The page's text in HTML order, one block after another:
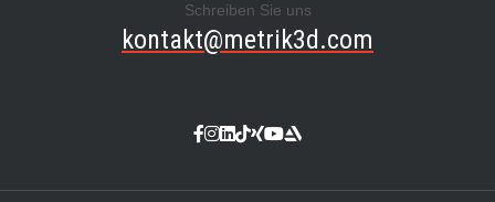
Schreiben Sie uns
kontakt@metrik3d.com